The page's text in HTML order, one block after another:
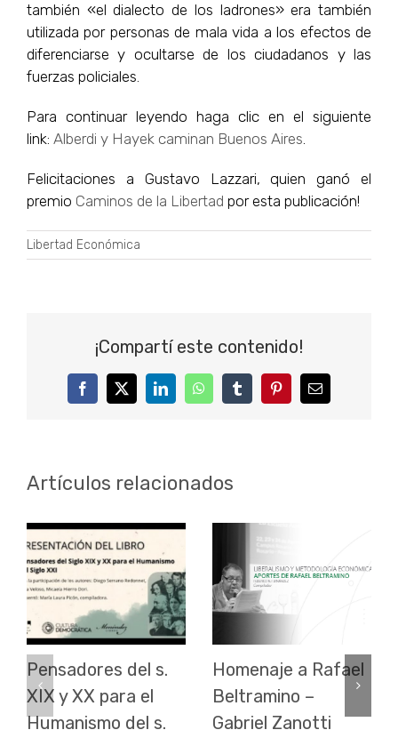
también «el dialecto de los ladrones» era también
utilizada por personas de mala vida a los efectos de
diferenciarse y ocultarse de los ciudadanos y las
fuerzas policiales.
Para continuar leyendo haga clic en el siguiente
link: Alberdi y Hayek caminan Buenos Aires.
Felicitaciones a Gustavo Lazzari, quien ganó el
premio Caminos de la Libertad por esta publicación!
Libertad Económica
¡Compartí este contenido!
FacebookTwitterLinkedInWhatsAppTumblrPinterestCorreo
electrónico
Artículos relacionados
Pensadores del s.
XIX y XX para el
Humanismo del s.
Homenaje a Rafael
Beltramino –
Gabriel Zanotti